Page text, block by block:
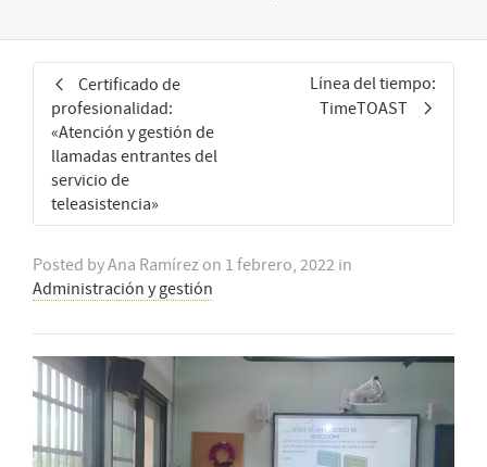
Certificado de
profesionalidad:
«Atención y gestión de
llamadas entrantes del
servicio de
teleasistencia»
Línea del tiempo:
TimeTOAST
Posted byAna Ramírez on 1 febrero, 2022 in
Administración y gestión